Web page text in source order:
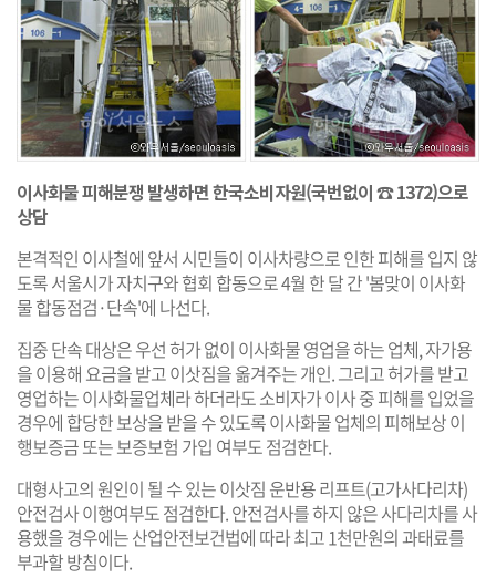
이사화물 피해분쟁 발생하면 한국소비자원(국번없이 ☎ 1372)으로
상담
본격적인 이사철에 앞서 시민들이 이사차량으로 인한 피해를 입지 않
도록 서울시가 자치구와 협회 합동으로 4월 한 달 간 '봄맞이 이사화
물 합동점검·단속'에 나선다.
집중 단속 대상은 우선 허가 없이 이사화물 영업을 하는 업체, 자가용
을 이용해 요금을 받고 이삿짐을 옮겨주는 개인. 그리고 허가를 받고
영업하는 이사화물업체라 하더라도 소비자가 이사 중 피해를 입었을
경우에 합당한 보상을 받을 수 있도록 이사화물 업체의 피해보상 이
행보증금 또는 보증보험 가입 여부도 점검한다.
대형사고의 원인이 될 수 있는 이삿짐 운반용 리프트(고가사다리차)
안전검사 이행여부도 점검한다. 안전검사를 하지 않은 사다리차를 사
용했을 경우에는 산업안전보건법에 따라 최고 1천만원의 과태료를
부과할 방침이다.